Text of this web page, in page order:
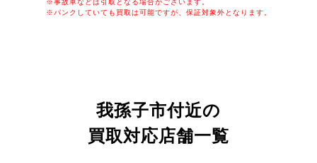
※事故車などは引取となる場合がございます。
※パンクしていても買取は可能ですが、保証対象外となります。
我孫子市付近の
買取対応店舗一覧